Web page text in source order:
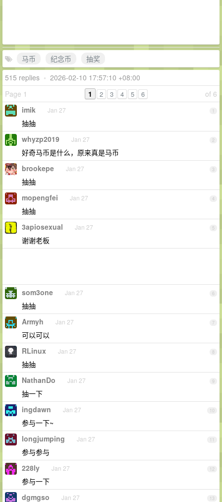
马币 纪念币
抽奖
515 replies • 2026-02-10 17:57:10 +08:00
Page 1
of 6
1 2 3 4 5 6
1
imik Jan 27
抽抽
2
whyzp2019 Jan 27
好奇马币是什么，原来真是马币
3
brookepe Jan 27
抽抽
4
mopengfei Jan 27
抽抽
5
3apiosexual Jan 27
谢谢老板
6
som3one Jan 27
抽抽
7
Armyh Jan 27
可以可以
8
RLinux Jan 27
抽抽
9
NathanDo Jan 27
抽一下
10
ingdawn Jan 27
参与一下~
11
longjumping Jan 27
参与参与
12
228ly Jan 27
参与一下
13
dgmgso Jan 27